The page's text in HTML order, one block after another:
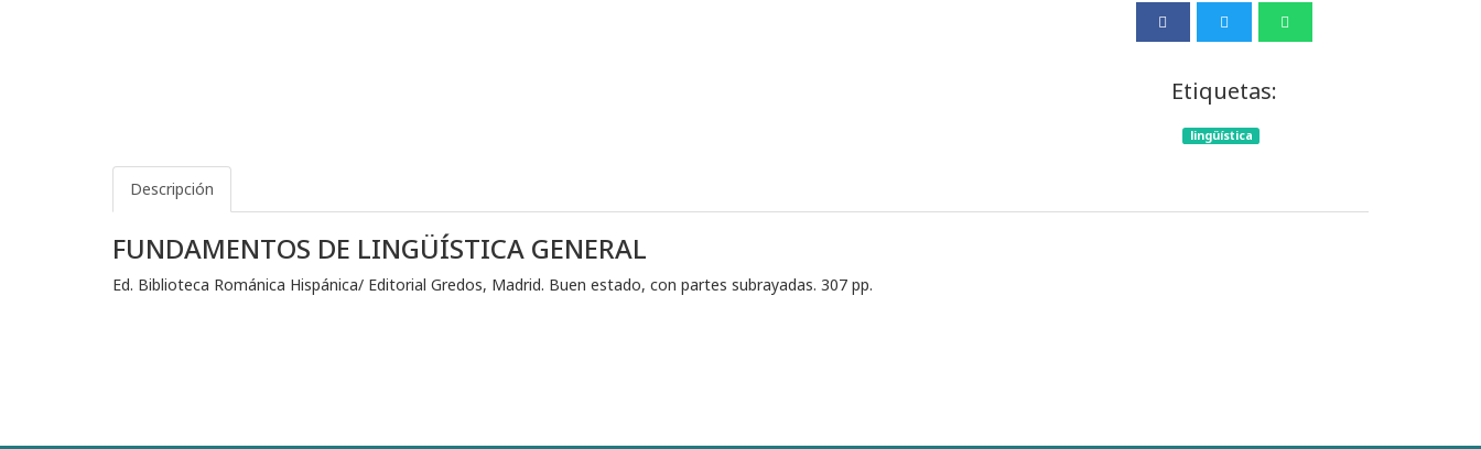
Etiquetas:
lingüística
Descripción
FUNDAMENTOS DE LINGÜÍSTICA GENERAL
Ed. Biblioteca Románica Hispánica/ Editorial Gredos, Madrid. Buen estado, con partes subrayadas. 307 pp.